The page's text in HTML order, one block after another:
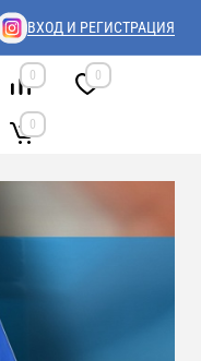
ВХОД И РЕГИСТРАЦИЯ
0 0
0